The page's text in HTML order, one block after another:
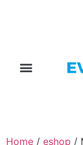
Home / eshop /